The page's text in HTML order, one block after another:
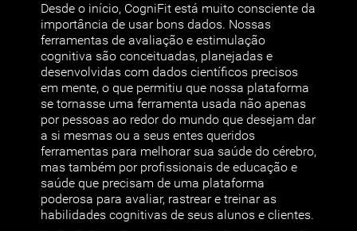
Desde o início, CogniFit está muito consciente da
importância de usar bons dados. Nossas
ferramentas de avaliação e estimulação
cognitiva são conceituadas, planejadas e
desenvolvidas com dados científicos precisos
em mente, o que permitiu que nossa plataforma
se tornasse uma ferramenta usada não apenas
por pessoas ao redor do mundo que desejam dar
a si mesmas ou a seus entes queridos
ferramentas para melhorar sua saúde do cérebro,
mas também por profissionais de educação e
saúde que precisam de uma plataforma
poderosa para avaliar, rastrear e treinar as
habilidades cognitivas de seus alunos e clientes.